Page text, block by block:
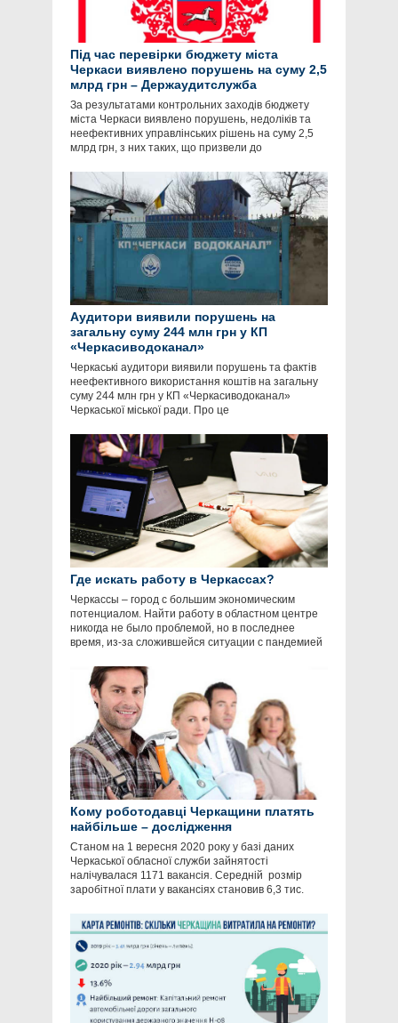
Під час перевірки бюджету міста
Черкаси виявлено порушень на суму 2,5
млрд грн – Держаудитслужба
За результатами контрольних заходів бюджету
міста Черкаси виявлено порушень, недоліків та
неефективних управлінських рішень на суму 2,5
млрд грн, з них таких, що призвели до
Аудитори виявили порушень на
загальну суму 244 млн грн у КП
«Черкасиводоканал»
Черкаські аудитори виявили порушень та фактів
неефективного використання коштів на загальну
суму 244 млн грн у КП «Черкасиводоканал»
Черкаської міської ради. Про це
Где искать работу в Черкассах?
Черкассы – город с большим экономическим
потенциалом. Найти работу в областном центре
никогда не было проблемой, но в последнее
время, из-за сложившейся ситуации с пандемией
Кому роботодавці Черкащини платять
найбільше – дослідження
Станом на 1 вересня 2020 року у базі даних
Черкаської обласної служби зайнятості
налічувалася 1171 вакансія. Середній розмір
заробітної плати у вакансіях становив 6,3 тис.